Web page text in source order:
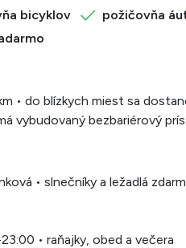
bicyklov
požičovňa
• do blízkych miest sa
vybudovaný bezbariérový
• slnečníky a ležadlá
• raňajky, obed a večera